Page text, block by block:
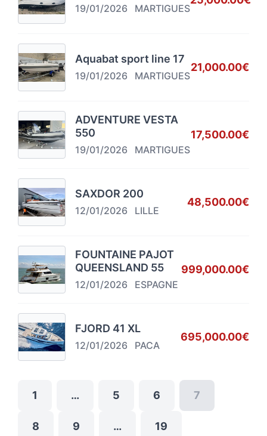
19/01/2026 MARTIGUES
Aquabat sport line 17
19/01/2026 MARTIGUES
21,000.00€
ADVENTURE VESTA
550
19/01/2026 MARTIGUES
17,500.00€
SAXDOR 200
12/01/2026 LILLE
48,500.00€
FOUNTAINE PAJOT
QUEENSLAND 55
12/01/2026 ESPAGNE
999,000.00€
FJORD 41 XL
12/01/2026 PACA
695,000.00€
1 … 5 6 7
8 9 … 19